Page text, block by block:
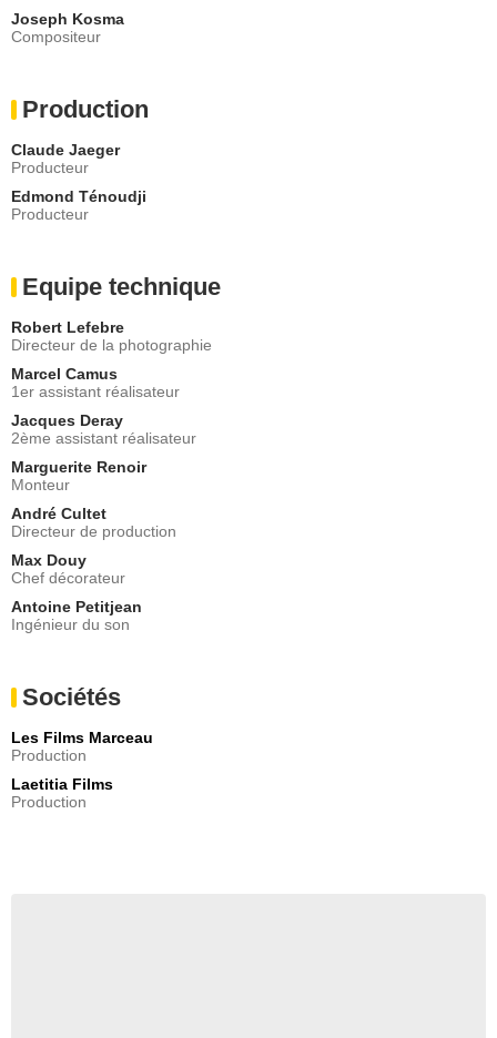
Joseph Kosma
Compositeur
Production
Claude Jaeger
Producteur
Edmond Ténoudji
Producteur
Equipe technique
Robert Lefebre
Directeur de la photographie
Marcel Camus
1er assistant réalisateur
Jacques Deray
2ème assistant réalisateur
Marguerite Renoir
Monteur
André Cultet
Directeur de production
Max Douy
Chef décorateur
Antoine Petitjean
Ingénieur du son
Sociétés
Les Films Marceau
Production
Laetitia Films
Production